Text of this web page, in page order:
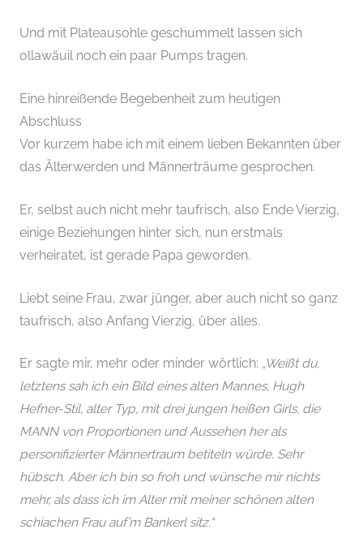
Und mit Plateausohle geschummelt lassen sich
ollawäuil noch ein paar Pumps tragen.
Eine hinreißende Begebenheit zum heutigen
Abschluss
Vor kurzem habe ich mit einem lieben Bekannten über
das Älterwerden und Männerträume gesprochen.
Er, selbst auch nicht mehr taufrisch, also Ende Vierzig,
einige Beziehungen hinter sich, nun erstmals
verheiratet, ist gerade Papa geworden.
Liebt seine Frau, zwar jünger, aber auch nicht so ganz
taufrisch, also Anfang Vierzig, über alles.
Er sagte mir, mehr oder minder wörtlich: „Weißt du,
letztens sah ich ein Bild eines alten Mannes, Hugh
Hefner-Stil, alter Typ, mit drei jungen heißen Girls, die
MANN von Proportionen und Aussehen her als
personifizierter Männertraum betiteln würde. Sehr
hübsch. Aber ich bin so froh und wünsche mir nichts
mehr, als dass ich im Alter mit meiner schönen alten
schiachen Frau auf’m Bankerl sitz.“